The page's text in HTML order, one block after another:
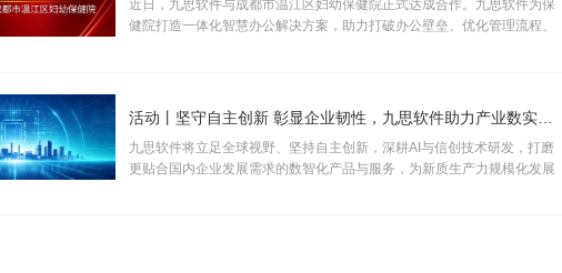
近日，九思软件与成都市温江区妇幼保健院正式达成合作。九思软件为保
健院打造一体化智慧办公解决方案，助力打破办公壁垒、优化管理流程、
活动丨坚守自主创新 彰显企业韧性，九思软件助力产业数实融合
九思软件将立足全球视野、坚持自主创新，深耕AI与信创技术研发，打磨
更贴合国内企业发展需求的数智化产品与服务，为新质生产力规模化发展